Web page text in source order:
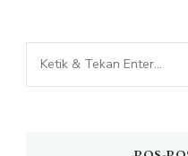
Mencari
Sesuatu?